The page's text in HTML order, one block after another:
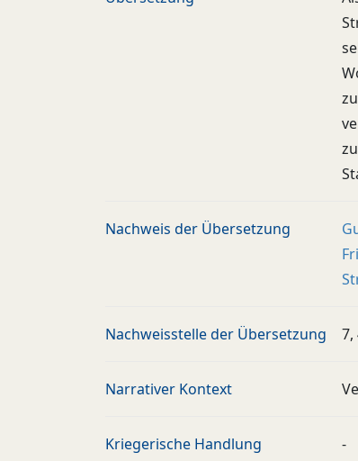
Nachweis der Übersetzung
Nachweisstelle der Übersetzung 7,
Narrativer Kontext
Kriegerische Handlung -